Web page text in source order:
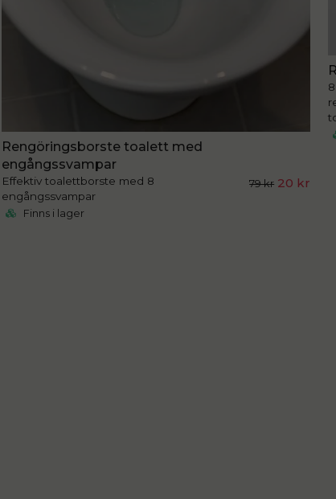
Rengöringsborste toalett med
engångssvampar
Effektiv toalettborste med 8
engångssvampar
79 kr 20 kr
Finns i lager